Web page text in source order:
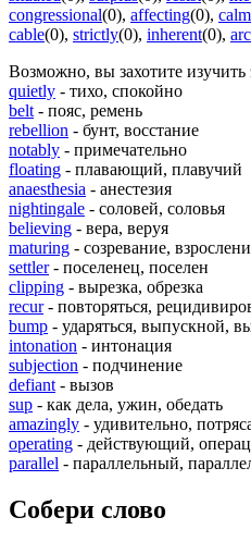
congressional(0), affecting(0), calm
cable(0), strictly(0), inherent(0),
Возможно, вы захотите изучить
quietly - тихо, спокойно
belt - пояс, ремень
rebellion - бунт, восстание
notably - примечательно
floating - плавающий, плавучий
anaesthesia - анестезия
nightingale - соловей, соловья
believing - вера, веруя
maturing - созревание,
settler- поселенец, поселен
clipping - вырезка, обрезка
recur- повторяться,
bump - ударяться, выпускной,
intonation - интонация
subjection - подчинение
defiant - вызов
sup - как дела, ужин, обедать
amazingly - удивительно,
operating - действующий,
parallel - параллельный,
Собери слово